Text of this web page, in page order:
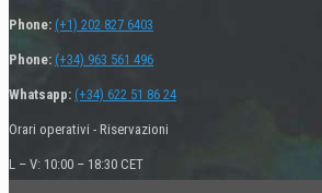
Phone: (+1) 202 827 6403
Phone: (+34) 963 561 496
Whatsapp: (+34) 622 51 86 24
Orari operativi - Riservazioni
L – V: 10:00 – 18:30 CET